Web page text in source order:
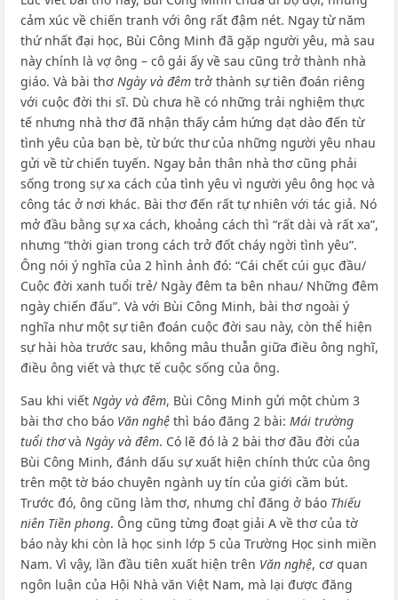
cảm xúc về chiến tranh với ông rất đậm nét. Ngay từ năm
thứ nhất đại học, Bùi Công Minh đã gặp người yêu, mà sau
này chính là vợ ông – cô gái ấy về sau cũng trở thành nhà
giáo. Và bài thơ Ngày và đêmtrở thành sự tiên đoán riêng
với cuộc đời thi sĩ. Dù chưa hề có những trải nghiệm thực
tế nhưng nhà thơ đã nhận thấy cảm hứng dạt dào đến từ
tình yêu của bạn bè, từ bức thư của những người yêu nhau
gửi về từ chiến tuyến. Ngay bản thân nhà thơ cũng phải
sống trong sự xa cách của tình yêu vì người yêu ông học và
công tác ở nơi khác. Bài thơ đến rất tự nhiên với tác giả. Nó
mở đầu bằng sự xa cách, khoảng cách thì “rất dài và rất xa”,
nhưng “thời gian trong cách trở đốt cháy ngời tình yêu”.
Ông nói ý nghĩa của 2 hình ảnh đó: “Cái chết cúi gục đầu/
Cuộc đời xanh tuổi trẻ/ Ngày đêm ta bên nhau/ Những đêm
ngày chiến đấu”. Và với Bùi Công Minh, bài thơ ngoài ý
nghĩa như một sự tiên đoán cuộc đời sau này, còn thể hiện
sự hài hòa trước sau, không mâu thuẫn giữa điều ông nghĩ,
điều ông viết và thực tế cuộc sống của ông.
Sau khi viết Ngày và đêm, Bùi Công Minh gửi một chùm 3
bài thơ cho báo Văn nghệthì báo đăng 2 bài: Mái trường
tuổi thơvà Ngày và đêm. Có lẽ đó là 2 bài thơ đầu đời của
Bùi Công Minh, đánh dấu sự xuất hiện chính thức của ông
trên một tờ báo chuyên ngành uy tín của giới cầm bút.
Trước đó, ông cũng làm thơ, nhưng chỉ đăng ở báo Thiếu
niên Tiền phong. Ông cũng từng đoạt giải A về thơ của tờ
báo này khi còn là học sinh lớp 5 của Trường Học sinh miền
Nam. Vì vậy, lần đầu tiên xuất hiện trên Văn nghệ, cơ quan
ngôn luận của Hội Nhà văn Việt Nam, mà lại được đăng